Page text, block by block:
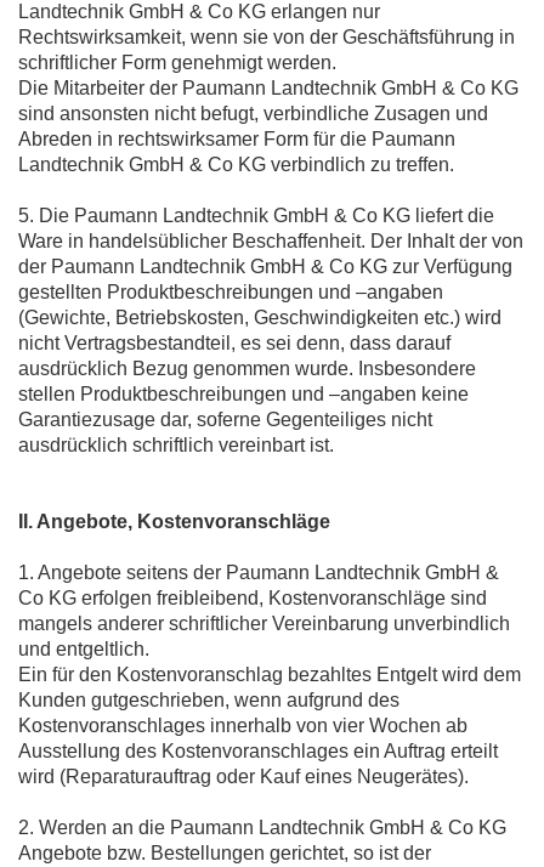
Landtechnik GmbH & Co KG erlangen nur
Rechtswirksamkeit, wenn sie von der Geschäftsführung in
schriftlicher Form genehmigt werden.
Die Mitarbeiter der Paumann Landtechnik GmbH & Co KG
sind ansonsten nicht befugt, verbindliche Zusagen und
Abreden in rechtswirksamer Form für die Paumann
Landtechnik GmbH & Co KG verbindlich zu treffen.
5. Die Paumann Landtechnik GmbH & Co KG liefert die
Ware in handelsüblicher Beschaffenheit. Der Inhalt der von
der Paumann Landtechnik GmbH & Co KG zur Verfügung
gestellten Produktbeschreibungen und –angaben
(Gewichte, Betriebskosten, Geschwindigkeiten etc.) wird
nicht Vertragsbestandteil, es sei denn, dass darauf
ausdrücklich Bezug genommen wurde. Insbesondere
stellen Produktbeschreibungen und –angaben keine
Garantiezusage dar, soferne Gegenteiliges nicht
ausdrücklich schriftlich vereinbart ist.
II. Angebote, Kostenvoranschläge
1. Angebote seitens der Paumann Landtechnik GmbH &
Co KG erfolgen freibleibend, Kostenvoranschläge sind
mangels anderer schriftlicher Vereinbarung unverbindlich
und entgeltlich.
Ein für den Kostenvoranschlag bezahltes Entgelt wird dem
Kunden gutgeschrieben, wenn aufgrund des
Kostenvoranschlages innerhalb von vier Wochen ab
Ausstellung des Kostenvoranschlages ein Auftrag erteilt
wird (Reparaturauftrag oder Kauf eines Neugerätes).
2. Werden an die Paumann Landtechnik GmbH & Co KG
Angebote bzw. Bestellungen gerichtet, so ist der